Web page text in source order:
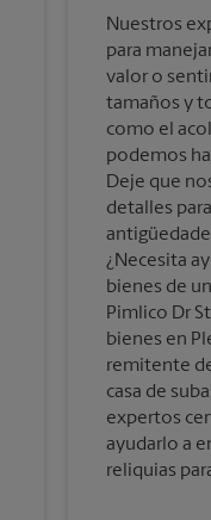
Nuestros
para
valor o
tamaños y
como el
podemos
Deje que
detalles
¿Necesita
bienes de
Pimlico Dr
bienes en
remitente
casa de
expertos
ayudarlo a
reliquias